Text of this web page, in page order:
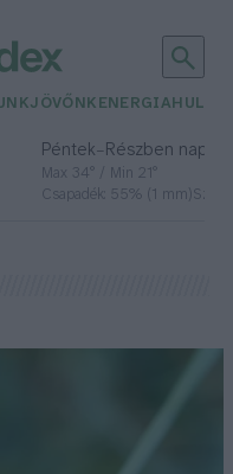
JÖVŐNK ENERGIA
Péntek– Részben
Max 34° / Min 21°
Csapadék: 55% (1 mm)Szél: